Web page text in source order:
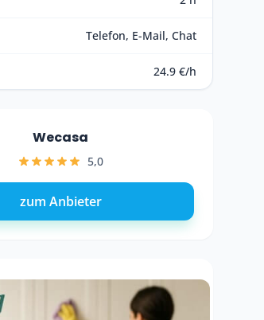
Telefon, E-Mail, Chat
24.9 €/h
Wecasa
5,0
zum Anbieter